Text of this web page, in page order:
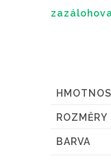
ROZMĚRY
BARVA